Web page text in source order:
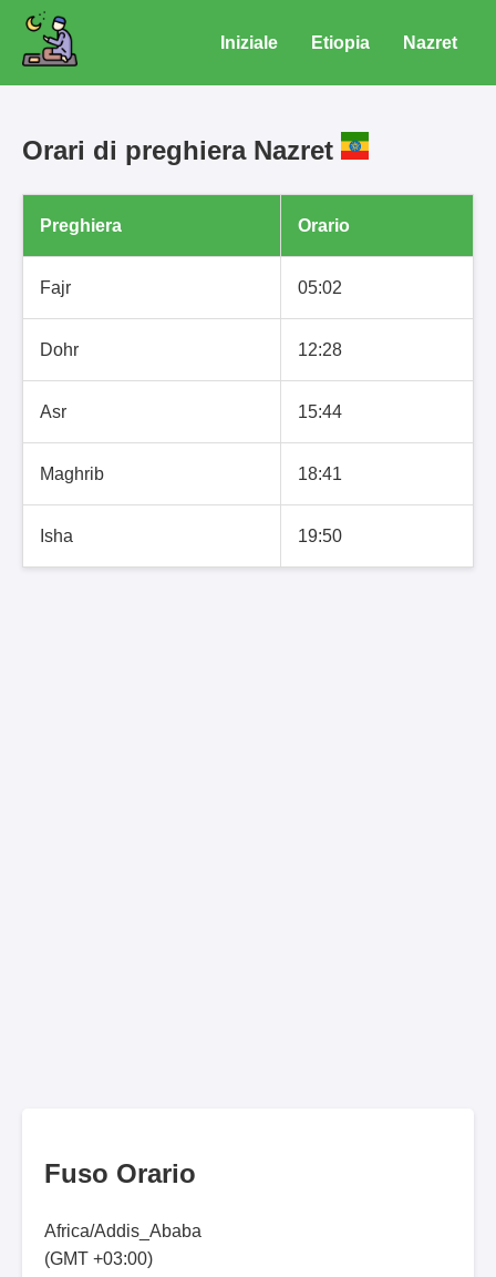
Iniziale Etiopia Nazret
Orari di preghiera Nazret
Preghiera Orario
Fajr 05:02
Dohr 12:28
Asr 15:44
Maghrib 18:41
Isha 19:50
Fuso Orario
Africa/Addis_Ababa
(GMT +03:00)